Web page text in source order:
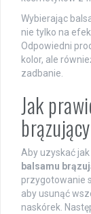
Wybierając
nie tylko na
Odpowiedni
kolor, ale
zadbanie.
Jak
Aby uzyskać
balsamu
przygotowanie
aby usunąć
naskórek.